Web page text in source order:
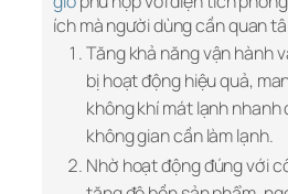
ích mà người dùng cần quan
Tăng khả năng vận hành
bị hoạt động hiệu quả,
không khí mát lạnh
không gian cần làm lạnh.
Nhờ hoạt động đúng với